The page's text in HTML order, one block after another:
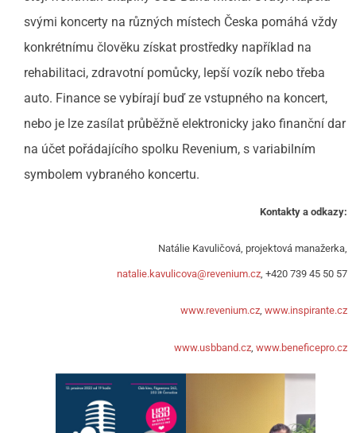
svými koncerty na různých místech Česka pomáhá vždy
konkrétnímu člověku získat prostředky například na
rehabilitaci, zdravotní pomůcky, lepší vozík nebo třeba
auto. Finance se vybírají buď ze vstupného na koncert,
nebo je lze zasílat průběžně elektronicky jako finanční dar
na účet pořádajícího spolku Revenium, s variabilním
symbolem vybraného koncertu.
Kontakty a odkazy:
Natálie Kavuličová, projektová manažerka,
natalie.kavulicova@revenium.cz , +420 739 45 50 57
www.revenium.cz, www.inspirante.cz
www.usbband.cz www.beneficepro.cz